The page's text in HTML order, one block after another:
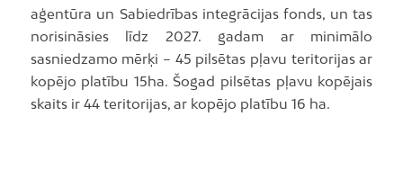
aģentūra un Sabiedrības integrācijas fonds, un tas
norisināsies līdz 2027. gadam ar minimālo
sasniedzamo mērķi – 45 pilsētas pļavu teritorijas ar
kopējo platību 15ha. Šogad pilsētas pļavu kopējais
skaits ir 44 teritorijas, ar kopējo platību 16 ha.